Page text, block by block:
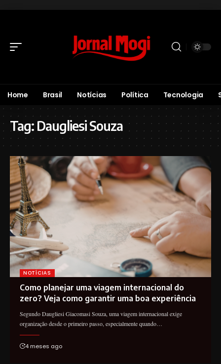
Home Brasil Notícias Política Tecnologia
Tag: Daugliesi Souza
NOTÍCIAS
Como planejar uma viagem internacional do
zero? Veja como garantir uma boa experiência
Segundo Daugliesi Giacomasi Souza, uma viagem internacional exige
organização desde o primeiro passo, especialmente quando…
4 meses ago